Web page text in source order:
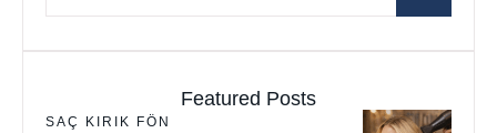
Featured Posts
SAÇ KIRIK FÖN